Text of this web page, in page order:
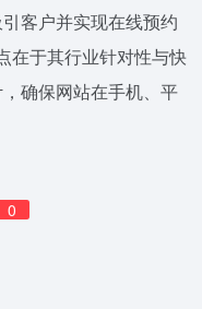
客户并实现在线预约
在于其行业针对性与快
确保网站在手机、平
0